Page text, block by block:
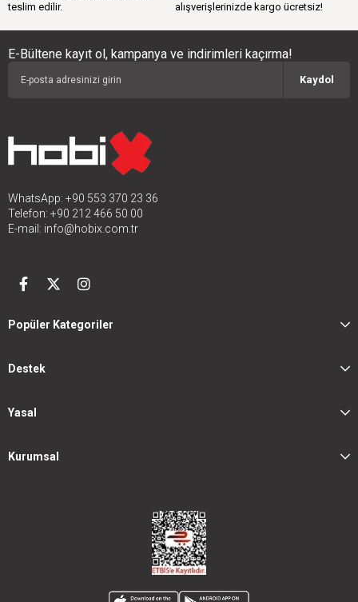
teslim edilir.
alışverişlerinizde kargo ücretsiz!
E-Bültene kayıt ol, kampanya ve indirimleri kaçırma!
Kaydol
WhatsApp: +90 553 370 23 36
Telefon: +90 212 466 50 00
E-mail: info@hobix.com.tr
Popüler Kategoriler
Destek
Yasal
Kurumsal